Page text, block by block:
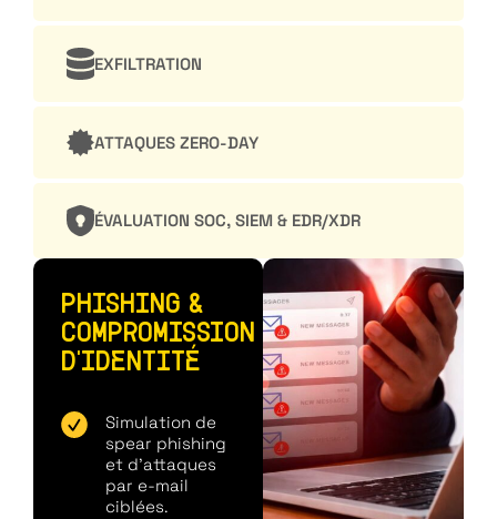
EXFILTRATION
ATTAQUES ZERO-DAY
ÉVALUATION SOC, SIEM & EDR/XDR
PHISHING &
COMPROMISSION
D'IDENTITÉ
Simulation de
spear phishing
et d'attaques
par e-mail
ciblées.